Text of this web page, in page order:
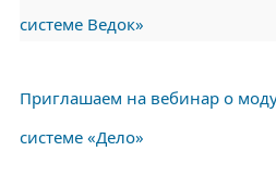
системе Ведок»
Приглашаем на вебинар о
системе «Дело»